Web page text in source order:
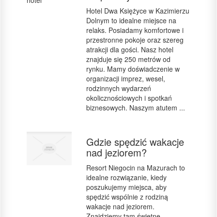
Hotel Dwa Księżyce w Kazimierzu
Dolnym to idealne miejsce na
relaks. Posiadamy komfortowe i
przestronne pokoje oraz szereg
atrakcji dla gości. Nasz hotel
znajduje się 250 metrów od
rynku. Mamy doświadczenie w
organizacji imprez, wesel,
rodzinnych wydarzeń
okolicznościowych i spotkań
biznesowych. Naszym atutem ...
Gdzie spędzić wakacje
nad jeziorem?
Resort Niegocin na Mazurach to
idealne rozwiązanie, kiedy
poszukujemy miejsca, aby
spędzić wspólnie z rodziną
wakacje nad jeziorem.